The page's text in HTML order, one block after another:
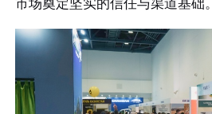
市场奠定坚实的信任与渠道基础。